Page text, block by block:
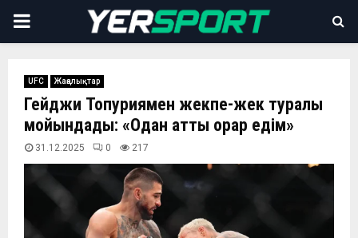
PRIMARY
UFC Жаңалықтар
Гейджи Топуриямен жекпе-жек туралы
мойындады: «Одан қатты қорқар едім»
31.12.2025 0 217